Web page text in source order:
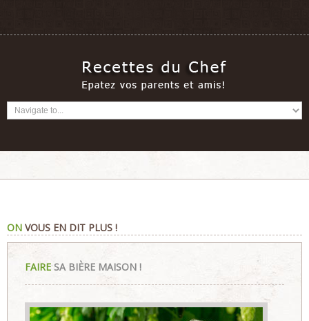
ON VOUS EN DIT PLUS !
FAIRESA BIÈRE MAISON !